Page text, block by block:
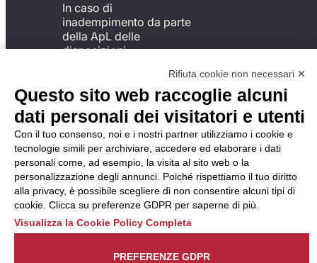
In caso di
inadempimento da parte
della ApL delle
disposizioni
possibile presentare un
reclamo
all’Organismo di
Monitoraggio utilizzando
una delle modalità
descritte al seguente
indirizzo web
https://odm-
agenzielavoro.it/reclami/.
Rifiuta cookie non necessari ✕
Questo sito web raccoglie alcuni
dati personali dei visitatori e utenti
Con il tuo consenso, noi e i nostri partner utilizziamo i cookie e
tecnologie simili per archiviare, accedere ed elaborare i dati
personali come, ad esempio, la visita al sito web o la
personalizzazione degli annunci. Poiché rispettiamo il tuo diritto
alla privacy, è possibile scegliere di non consentire alcuni tipi di
cookie. Clicca su preferenze GDPR per saperne di più.
Visualizza la Cookie Policy Completa
PREFERENZE GDPR